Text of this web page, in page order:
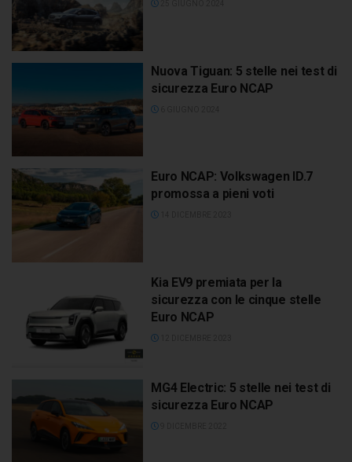
Nuova Tiguan: 5 stelle nei test di
sicurezza Euro NCAP
Euro NCAP: Volkswagen ID.7
promossa a pieni voti
Kia EV9 premiata per la
sicurezza con le cinque stelle
Euro NCAP
MG4 Electric: 5 stelle nei test di
sicurezza Euro NCAP